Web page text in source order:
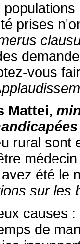
prises
vous
Mattei,
rural sont
été le
sur les
causes
de